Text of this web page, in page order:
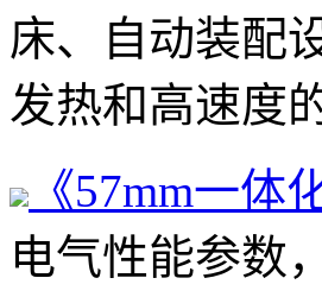
床、自动装配
发热和高速度
《57mm一体
电气性能参数